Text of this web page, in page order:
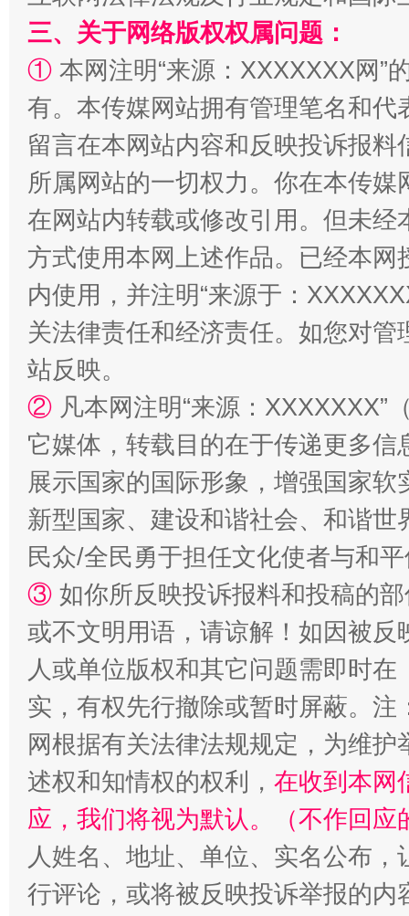
“蜀中异人”王建安的艺术幻境
三、关于网络版权权属问题：
① 本网注明“来源：XXXXXXX网”
有。本传媒网站拥有管理笔名和
留言在本网站内容和反映投诉报
所属网站的一切权力。你在本传
在网站内转载或修改引用。但未
方式使用本网上述作品。已经本
内使用，并注明“来源于：
关法律责任和经济责任。如您对
站反映。
② 凡本网注明“来源：
它媒体，转载目的在于传递更多
展示国家的国际形象，增强国家
新型国家、建设和谐社会、和谐
民众/全民勇于担任文化使者与和
③ 如你所反映投诉报料和投稿的
或不文明用语，请谅解！如因被
人或单位版权和其它问题需即时在
实，有权先行撤除或暂时屏蔽。
网根据有关法律法规规定，为维
述权和知情权的权利， 在收到本网
应，我们将视为默认。（不作回应
人姓名、地址、单位、实名公布
行评论，或将被反映投诉举报的